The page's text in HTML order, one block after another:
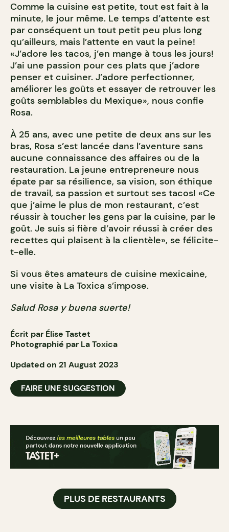
Comme la cuisine est petite, tout est fait à la
minute, le jour même. Le temps d’attente est
par conséquent un tout petit peu plus long
qu’ailleurs, mais l’attente en vaut la peine!
«J’adore les tacos, j’en mange à tous les jours!
J’ai une passion pour ces plats que j’adore
penser et cuisiner. J’adore perfectionner,
améliorer les goûts et essayer de retrouver les
goûts semblables du Mexique», nous confie
Rosa.
À 25 ans, avec une petite de deux ans sur les
bras, Rosa s’est lancée dans l’aventure sans
aucune connaissance des affaires ou de la
restauration. La jeune entrepreneure nous
épate par sa résilience, sa vision, son éthique
de travail, sa passion et surtout ses tacos! «Ce
que j’aime le plus de mon restaurant, c’est
réussir à toucher les gens par la cuisine, par le
goût. Je suis si fière d’avoir réussi à créer des
recettes qui plaisent à la clientèle», se félicite-
t-elle.
Si vous êtes amateurs de cuisine mexicaine,
une visite à La Toxica s’impose.
Salud Rosa y buena suerte!
Écrit par Élise Tastet
Photographié par La Toxica
Updated on 21 August 2023
FAIRE UNE SUGGESTION
PLUS DE RESTAURANTS